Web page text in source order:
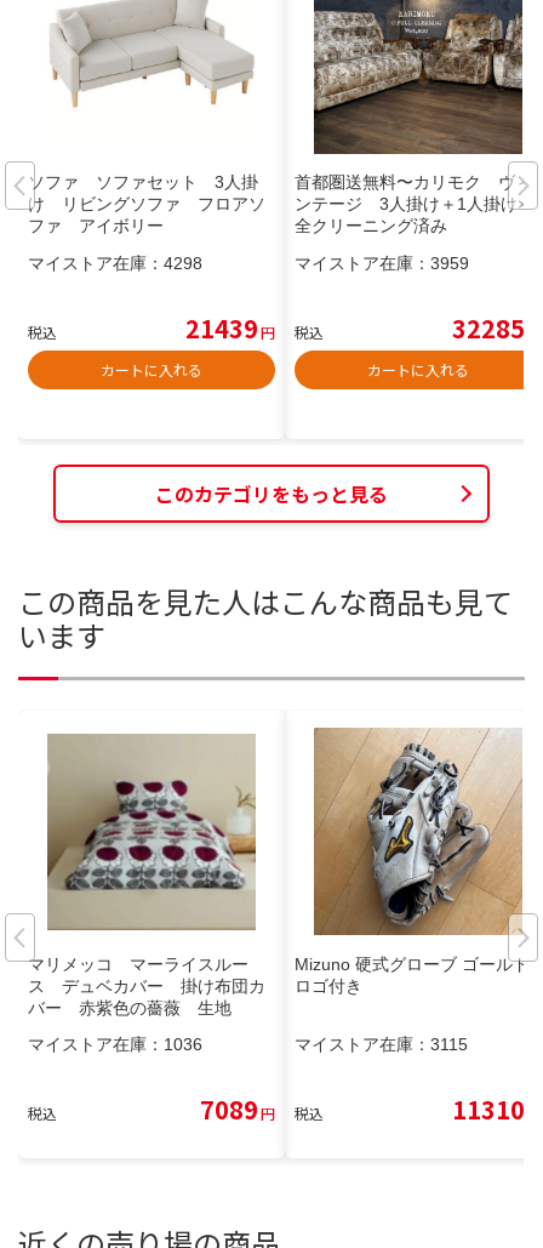
ソファ ソファセット 3人掛
け リビングソファ フロアソ
ファ アイボリー
マイストア在庫： 4298
税込 21439円
カートに入れる
首都圏送無料〜カリモク ヴィ
ンテージ 3人掛け＋1人掛け×2
全クリーニング済み
マイストア在庫： 3959
税込 32285
カートに入れる
このカテゴリをもっと見る
この商品を見た人はこんな商品も見て
います
マリメッコ マーライスルー
ス デュベカバー 掛け布団カ
バー 赤紫色の薔薇 生地
マイストア在庫： 1036
税込 7089円
Mizuno 硬式グローブ ゴールド
ロゴ付き
マイストア在庫： 3115
税込 11310